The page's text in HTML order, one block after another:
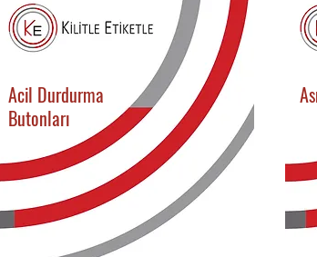
Acil Durdurma
Butonları